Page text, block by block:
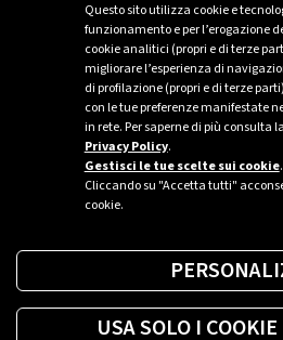
Questo sito utilizza cookie e
funzionamento e per l’erogazione
cookie analitici (propri e di terze
migliorare l’esperienza di
di profilazione (propri e di terze
con le tue preferenze manifestate
in rete. Per saperne di più consulta
Privacy Policy.
Gestisci le tue scelte sui cookie.
Cliccando su "Accetta tutti"
cookie.
USA SOLO I
Per favore riprova piú tardi
Sei un’azienda o
Trova la soluzione più
Richiedi una